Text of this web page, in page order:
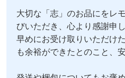
大切な「志」のお品にをレ
びいただき、心より感謝申
早めにお受け取りいただけ
も余裕ができたとのこと、